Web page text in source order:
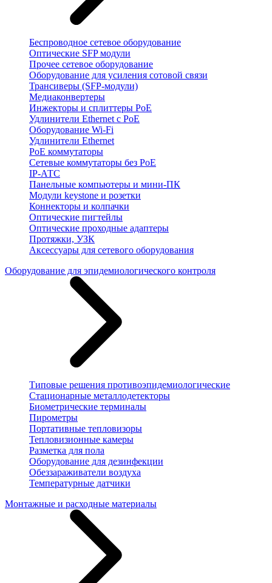
Беспроводное сетевое оборудование
Оптические SFP модули
Прочее сетевое оборудование
Оборудование для усиления сотовой связи
Трансиверы (SFP-модули)
Медиаконвертеры
Инжекторы и сплиттеры PoE
Удлинители Ethernet с PoE
Оборудование Wi-Fi
Удлинители Ethernet
PoE коммутаторы
Сетевые коммутаторы без PoE
IP-АТС
Панельные компьютеры и мини-ПК
Модули keystone и розетки
Коннекторы и колпачки
Оптические пигтейлы
Оптические проходные адаптеры
Протяжки, УЗК
Аксессуары для сетевого оборудования
Оборудование для эпидемиологического контроля
Типовые решения противоэпидемиологические
Стационарные металлодетекторы
Биометрические терминалы
Пирометры
Портативные тепловизоры
Тепловизионные камеры
Разметка для пола
Оборудование для дезинфекции
Обеззараживатели воздуха
Температурные датчики
Монтажные и расходные материалы